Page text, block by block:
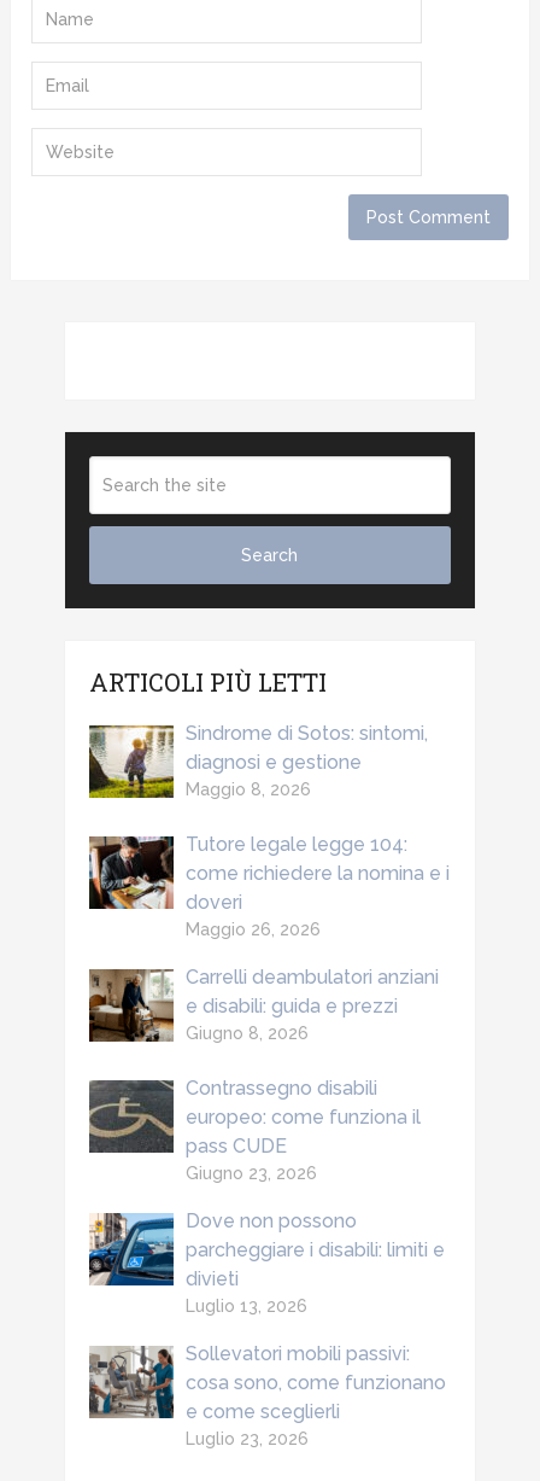
ARTICOLI PIÙ LETTI
Sindrome di Sotos: sintomi,
diagnosi e gestione
Maggio 8, 2026
Tutore legale legge 104:
come richiedere la nomina e i
doveri
Maggio 26, 2026
Carrelli deambulatori anziani
e disabili: guida e prezzi
Giugno 8, 2026
Contrassegno disabili
europeo: come funziona il
pass CUDE
Giugno 23, 2026
Dove non possono
parcheggiare i disabili: limiti e
divieti
Luglio 13, 2026
Sollevatori mobili passivi:
cosa sono, come funzionano
e come sceglierli
Luglio 23, 2026